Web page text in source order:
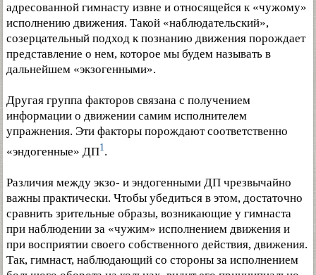
адресованной гимнасту извне и относящейся к «чужому»
исполнению движения. Такой «наблюдательский»,
созерцательный подход к познанию движения порождает
представление о нем, которое мы будем называть в
дальнейшем «экзогенными».
Другая группа факторов связана с получением
информации о движении самим исполнителем
упражнения. Эти факторы порождают соответственно
«эндогенные» ДП1.
Различия между экзо- и эндогенными ДП чрезвычайно
важны практически. Чтобы убедиться в этом, достаточно
сравнить зрительные образы, возникающие у гимнаста
при наблюдении за «чужим» исполнением движения и
при восприятии своего собственного действия, движения.
Так, гимнаст, наблюдающий со стороны за исполнением